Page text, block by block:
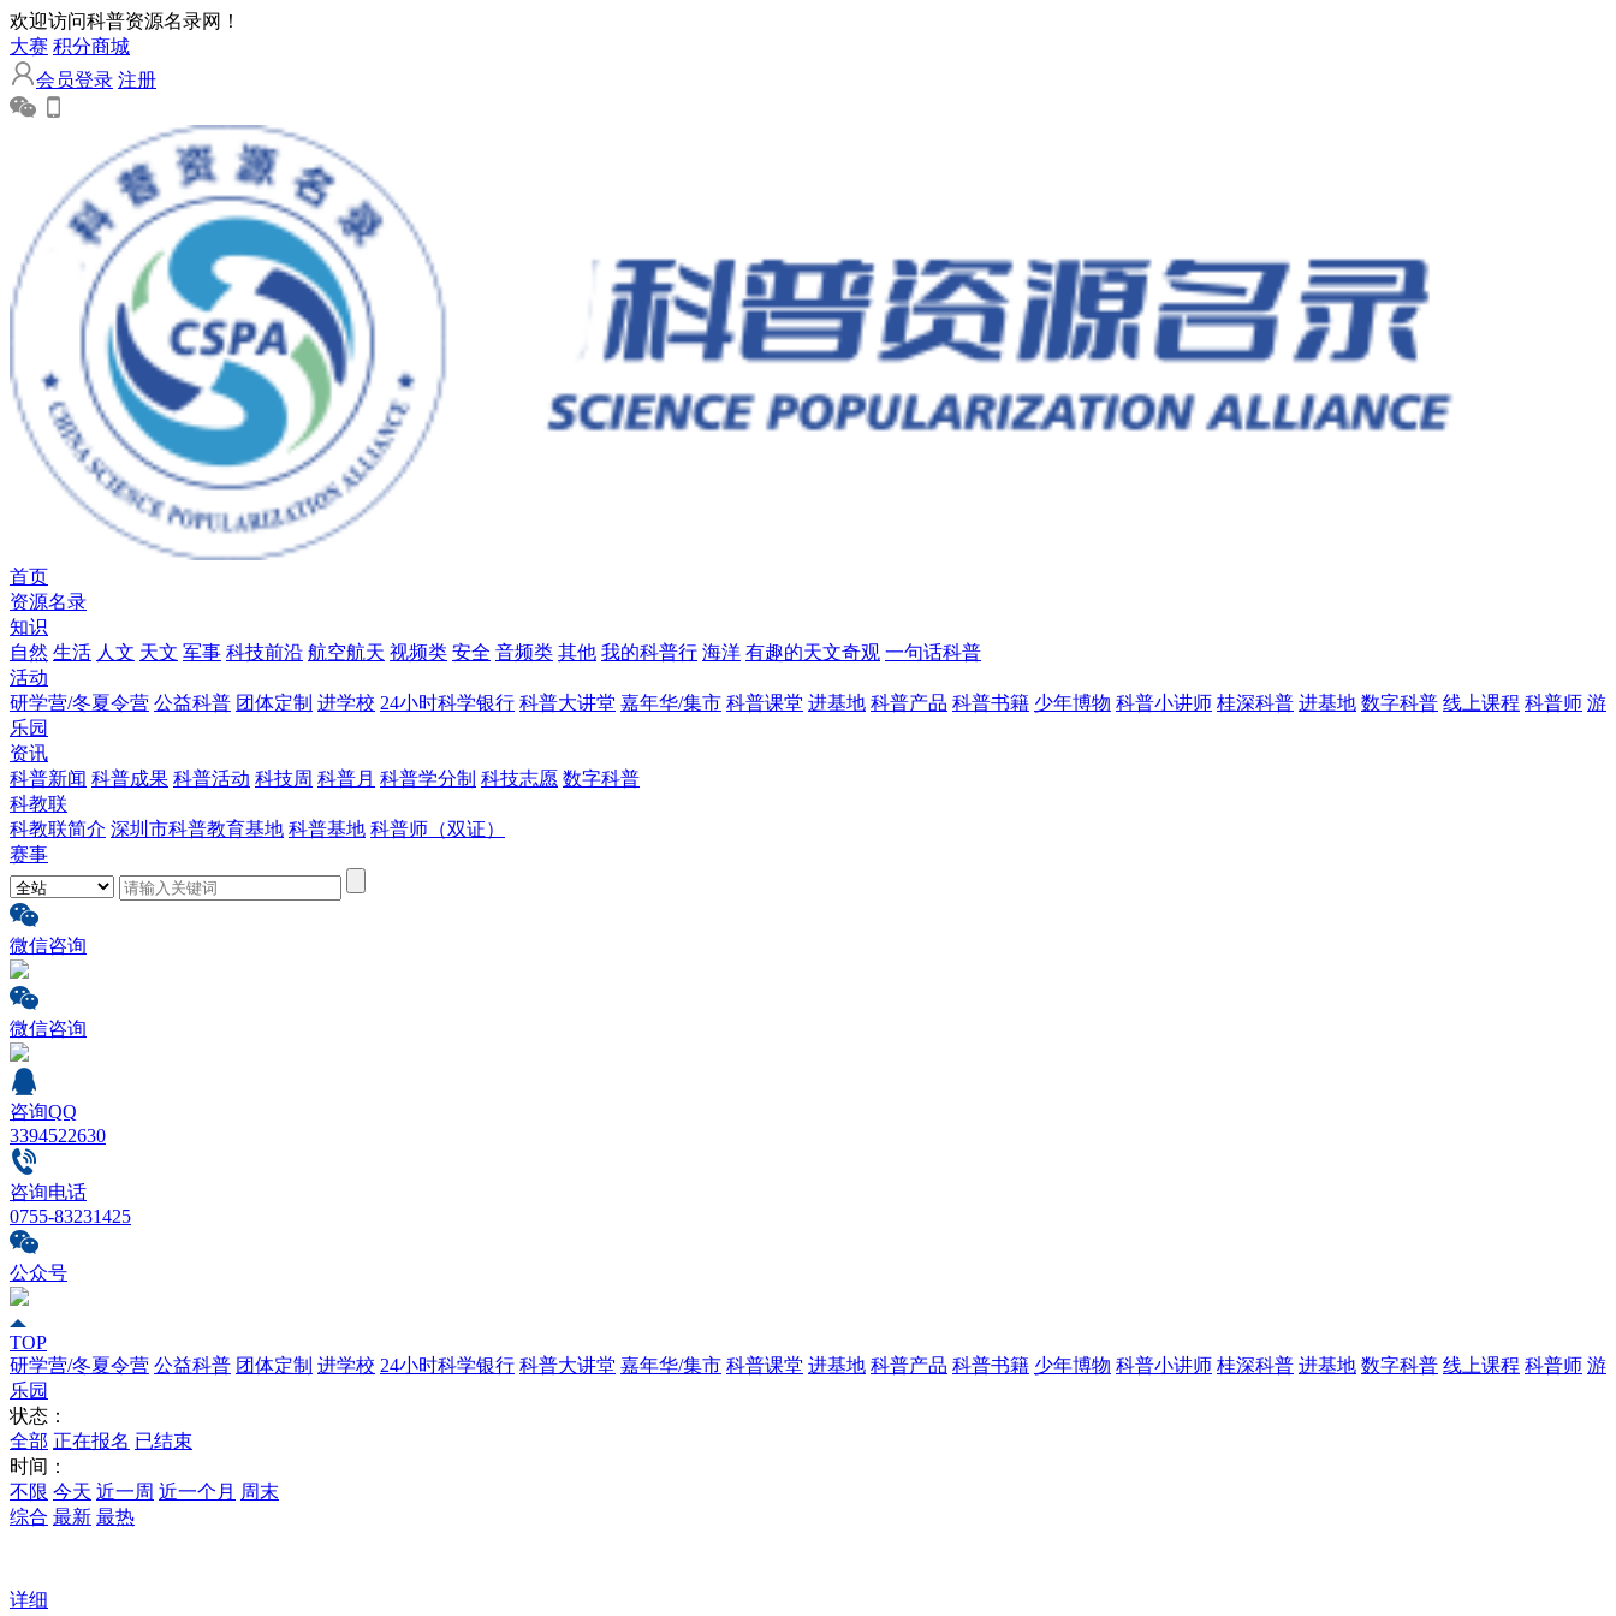
欢迎访问科普资源名录网！
大赛 积分商城
会员登录 注册
首页
资源名录
知识
自然 生活 人文 天文 军事 科技前沿 航空航天 视频类 安全 音频类 其他 我的科普行 海洋 有趣的天文奇观 一句话科普
活动
研学营/冬夏令营 公益科普 团体定制 进学校 24小时科学银行 科普大讲堂 嘉年华/集市 科普课堂 进基地 科普产品 科普书籍 少年博物 科普小讲师 桂深科普 进基地 数字科普 线上课程 科普师 游
乐园
资讯
科普新闻 科普成果 科普活动 科技周 科普月 科普学分制 科技志愿 数字科普
科教联
科教联简介 深圳市科普教育基地 科普基地 科普师（双证）
赛事
微信咨询
微信咨询
咨询QQ
3394522630
咨询电话
0755-83231425
公众号
TOP
研学营/冬夏令营 公益科普 团体定制 进学校 24小时科学银行 科普大讲堂 嘉年华/集市 科普课堂 进基地 科普产品 科普书籍 少年博物 科普小讲师 桂深科普 进基地 数字科普 线上课程 科普师 游
乐园
状态：
全部 正在报名 已结束
时间：
不限 今天 近一周 近一个月 周末
综合 最新 最热
详细